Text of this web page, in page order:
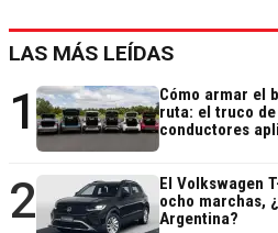
LAS MÁS LEÍDAS
1
Cómo armar el
ruta: el truco
conductores
2
El Volkswagen
ocho marchas,
Argentina?